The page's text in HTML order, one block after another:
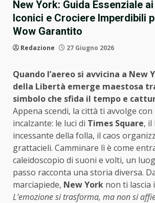
New York: Guida Essenziale
Iconici e Crociere Imperdibili
Wow Garantito
Redazione 27 Giugno 2026
Quando l’aereo si avvicina a New
della Libertà emerge maestosa
simbolo che sfida il tempo e
Appena scendi, la città ti avvolge
incalzante: le luci di Times Square, il
incessante della folla, il caos
grattacieli. Camminare lì è come
caleidoscopio di suoni e volti, un
passo racconta una storia diversa.
marciapiede, New York non ti lascia
L’emozione si trasforma, ma non si